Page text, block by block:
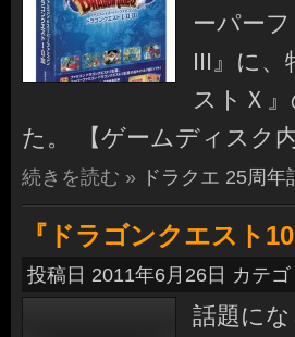
ーパー
III』に
ストＸ
た。 【ゲームディスク
続きを読む » ドラクエ 25周
『ドラゴンクエスト
投稿日 2011年6月26日 カテゴ
話題に